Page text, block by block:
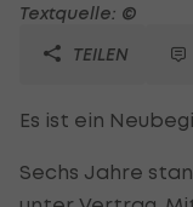
Textquelle: ©
TEILEN
Es ist ein
Sechs Jahre